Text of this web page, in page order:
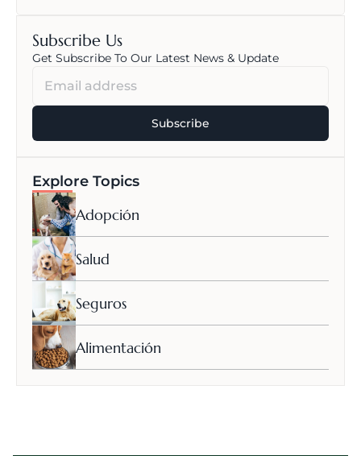
Subscribe Us
Get Subscribe To Our Latest News & Update
Explore Topics
Adopción
Salud
Seguros
Alimentación